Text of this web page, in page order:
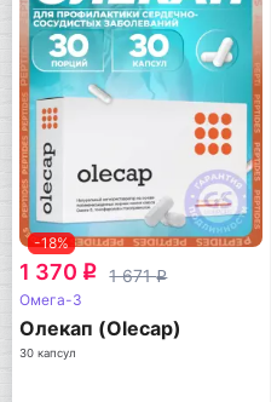
-18%
1 370 q 1 671q
Омега-3
Олекап (Olecap)
30 капсул